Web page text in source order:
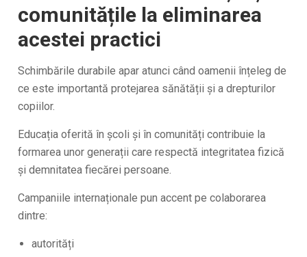
comunitățile la eliminarea
acestei practici
Schimbările durabile apar atunci când oamenii înțeleg de
ce este importantă protejarea sănătății și a drepturilor
copiilor.
Educația oferită în școli și în comunități contribuie la
formarea unor generații care respectă integritatea fizică
și demnitatea fiecărei persoane.
Campaniile internaționale pun accent pe colaborarea
dintre:
autorități